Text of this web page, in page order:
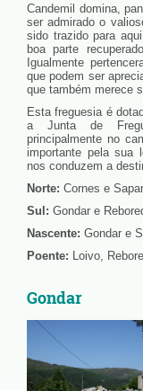
Candemil domina,
ser admirado o
sido trazido para
boa parte
Igualmente
que podem ser
que também merece
Esta freguesia é
a Junta de
principalmente no
importante pela sua
nos conduzem a
Norte: Cornes e
Sul: Gondar e
Nascente: Gondar e
Poente: Loivo,
Gondar